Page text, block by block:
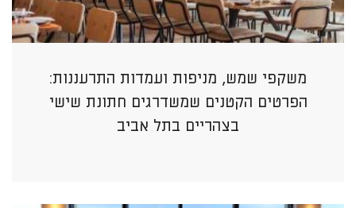
משקפי שמש, מניפות ועמדות התרעננות:
הפרטים הקטנים שמשדרגים חתונת שישי
בצהריים בתל אביב